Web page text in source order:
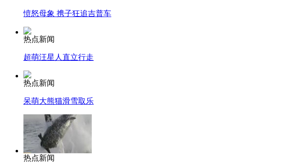
愤怒母象 携子狂追吉普车
热点新闻
超萌汪星人直立行走
热点新闻
呆萌大熊猫滑雪取乐
热点新闻